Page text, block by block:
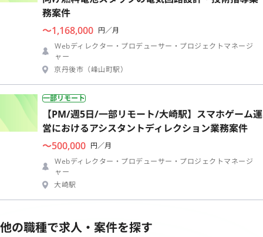
務案件
〜1,168,000 円／月
Webディレクター・プロデューサー・プロジェクトマネージ
ャー
京丹後市（峰山町駅）
一部リモート
【PM/週5日/一部リモート/大崎駅】スマホゲーム運
営におけるアシスタントディレクション業務案件
〜500,000 円／月
Webディレクター・プロデューサー・プロジェクトマネージ
ャー
大崎駅
他の職種で求人・案件を探す